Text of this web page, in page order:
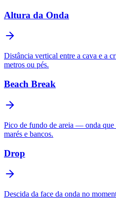
Altura da Onda
Distância vertical entre a cava e a
metros ou pés.
Beach Break
Pico de fundo de areia — onda que
marés e bancos.
Drop
Descida da face da onda no